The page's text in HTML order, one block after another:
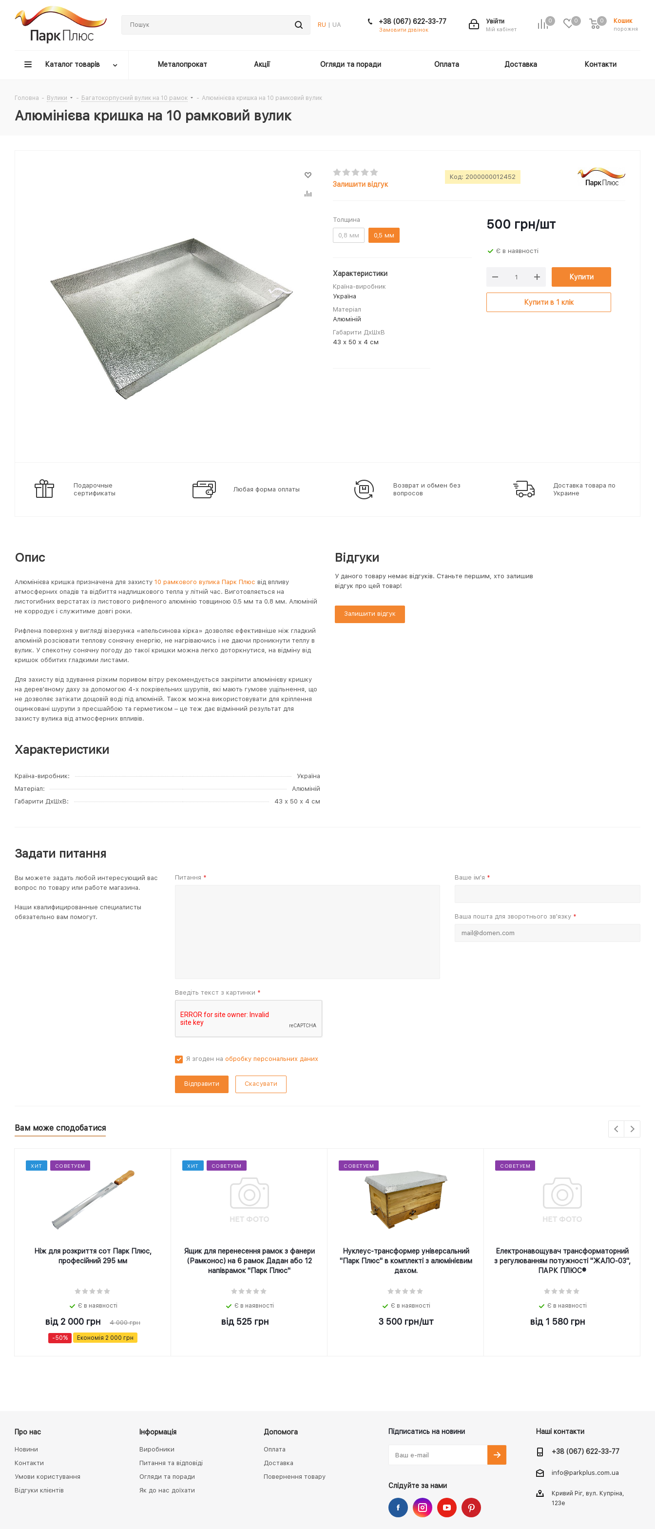
RU | UA
0 0 Кошик
порожня
0
Увійти
Мій кабінет
+38 (067) 622-33-77
Замовити дзвінок
Каталог товарів Металопрокат Акції Огляди та поради Оплата Доставка Контакти
Головна - Вулики - Багатокорпусний вулик на 10 рамок - Алюмінієва кришка на 10 рамковий вулик
Алюмінієва кришка на 10 рамковий вулик
Залишити відгук
Код: 2000000012452
Толщина
0,8 мм 0,5 мм
Характеристики
Країна-виробник
Україна
Матеріал
Алюміній
Габарити ДхШхВ
43 х 50 х 4 см
500 грн/шт
Є в наявності
Купити
Купити в 1 клік
Подарочные
сертификаты
Любая форма оплаты
Возврат и обмен без
вопросов
Доставка товара по
Украине
Опис
Алюмінієва кришка призначена для захисту 10 рамкового вулика Парк Плюс від впливу
атмосферних опадів та відбиття надлишкового тепла у літній час. Виготовляється на
листогибних верстатах із листового рифленого алюмінію товщиною 0.5 мм та 0.8 мм. Алюміній
не корродує і служитиме довгі роки.
Рифлена поверхня у вигляді візерунка «апельсинова кірка» дозволяє ефективніше ніж гладкий
алюміній розсіювати теплову сонячну енергію, не нагріваючись і не даючи проникнути теплу в
вулик. У спекотну сонячну погоду до такої кришки можна легко доторкнутися, на відміну від
кришок оббитих гладкими листами.
Для захисту від здування різким поривом вітру рекомендується закріпити алюмінієву кришку
на дерев'яному даху за допомогою 4-х покрівельних шурупів, які мають гумове ущільнення, що
не дозволяє затікати дощовій воді під алюміній. Також можна використовувати для кріплення
оцинковані шурупи з пресшайбою та герметиком – це теж дає відмінний результат для
захисту вулика від атмосферних впливів.
Характеристики
Країна-виробник
Україна
Матеріал
Алюміній
Габарити ДхШхВ
43 х 50 х 4 см
Відгуки
У даного товару немає відгуків. Станьте першим, хто залишив
відгук про цей товар!
Залишити відгук
Задати питання
Вы можете задать любой интересующий вас
вопрос по товару или работе магазина.
Наши квалифицированные специалисты
обязательно вам помогут.
Питання * Ваше ім'я *
Ваша пошта для зворотнього зв'язку *
Введіть текст з картинки *
Я згоден на обробку персональних даних
Скасувати
Вам може сподобатися
ХИТ СОВЕТУЕМ
Ніж для розкриття сот Парк Плюс,
професійний 295 мм
Є в наявності
від 2 000 грн 4 000 грн
-50% Економія 2 000 грн
ХИТ СОВЕТУЕМ
Ящик для перенесення рамок з фанери
(Рамконос) на 6 рамок Дадан або 12
напіврамок "Парк Плюс"
Є в наявності
від 525 грн
СОВЕТУЕМ
Нуклеус-трансформер універсальний
"Парк Плюс" в комплекті з алюмінієвим
дахом.
Є в наявності
3 500грн/шт
СОВЕТУЕМ
Електронавощувач трансформаторний
з регулюванням потужності "ЖАЛО-03",
ПАРК ПЛЮС®
Є в наявності
від 1 580 грн
Про нас
Новини
Контакти
Умови користування
Відгуки клієнтів
Інформація
Виробники
Питання та відповіді
Огляди та поради
Як до нас доїхати
Допомога
Оплата
Доставка
Повернення товару
Підписатись на новини
Слідуйте за нами
Наші контакти
+38 (067) 622-33-77
info@parkplus.com.ua
Кривий Ріг, вул. Купріна,
123е